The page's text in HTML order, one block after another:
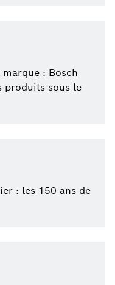
: Bosch
produits sous le
: les 150 ans de